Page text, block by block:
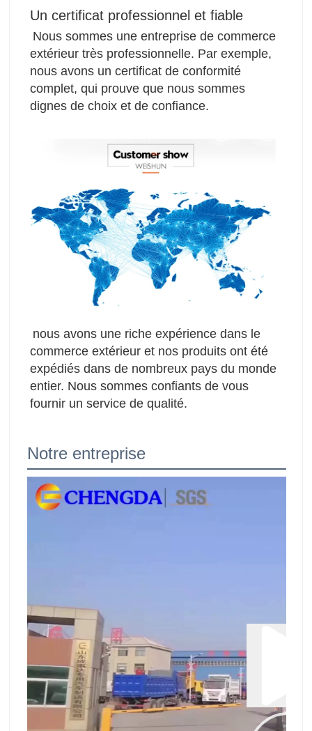
Un certificat professionnel et fiable
Nous sommes une entreprise de commerce
extérieur très professionnelle. Par exemple,
nous avons un certificat de conformité
complet, qui prouve que nous sommes
dignes de choix et de confiance.
nous avons une riche expérience dans le
commerce extérieur et nos produits ont été
expédiés dans de nombreux pays du monde
entier. Nous sommes confiants de vous
fournir un service de qualité.
Notre entreprise